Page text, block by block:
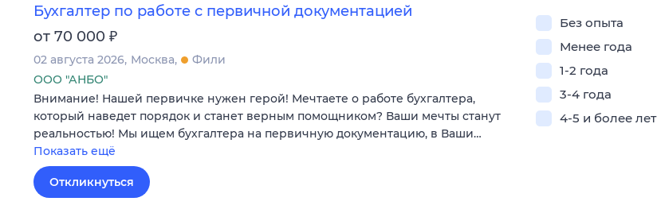
Бухгалтер по работе с первичной документацией
от 70 000 ₽
02 августа 2026 Москва
Фили
ООО "АНБО"
Внимание! Нашей первичке нужен герой! Мечтаете о работе бухгалтера,
который наведет порядок и станет верным помощником? Ваши мечты станут
реальностью! Мы ищем бухгалтера на первичную документацию, в Ваши…
Показать ещё
Откликнуться
Без опыта
Менее года
1-2 года
3-4 года
4-5 и более лет